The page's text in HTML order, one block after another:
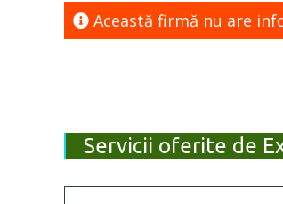
Această firmă nu are
Servicii oferite de